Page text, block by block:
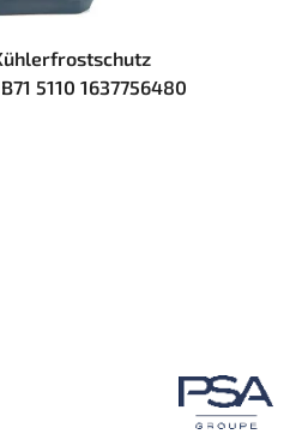
5110 1637756480